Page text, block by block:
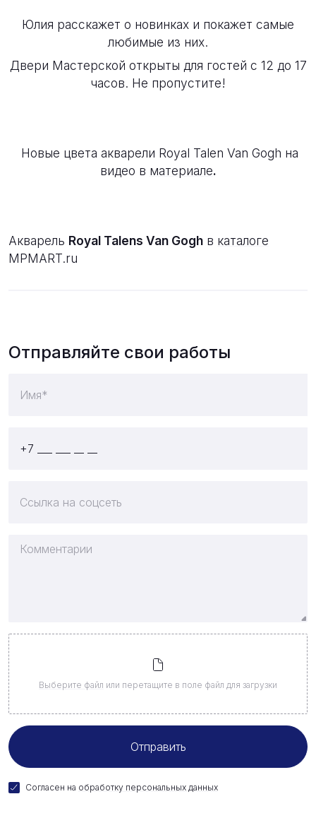
Юлия расскажет о новинках и покажет самые
любимые из них.
Двери Мастерской открыты для гостей с 12 до 17
часов. Не пропустите!
Новые цвета акварели Royal Talen Van Gogh на
видео в материале.
Акварель Royal Talens Van Gogh в каталоге
MPMART.ru
Отправляйте свои работы
Выберите файл или перетащите в поле файл для загрузки
Согласен на обработку персональных данных